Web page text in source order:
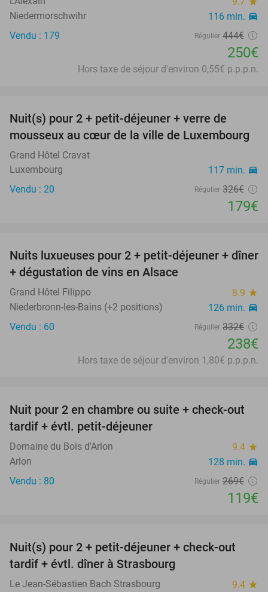
Niedermorschwihr 116 min. directions_car
Vendu : 179 Régulier 444€
250€
Hors taxe de séjour d'environ 0,55€ p.p.p.n.
Nuit(s) pour 2 + petit-déjeuner + verre de
mousseux au cœur de la ville de Luxembourg
Grand Hôtel Cravat
Luxembourg
117 min. directions_car
Vendu : 20 Régulier 326€
179€
28%
Nuits luxueuses pour 2 + petit-déjeuner + dîner
+ dégustation de vins en Alsace
Grand Hôtel Filippo 8.9 star
Niederbronn-les-Bains (+2 positions) 126 min. directions_car
Vendu : 60 Régulier 332€
238€
Hors taxe de séjour d'environ 1,80€ p.p.p.n.
56%
Nuit pour 2 en chambre ou suite + check-out
tardif + évtl. petit-déjeuner
Domaine du Bois d'Arlon 9.4 star
Arlon 128 min. directions_car
Vendu : 80 Régulier 269€
119€
51%
Nuit(s) pour 2 + petit-déjeuner + check-out
tardif + évtl. dîner à Strasbourg
Le Jean-Sébastien Bach Strasbourg 9.4 star